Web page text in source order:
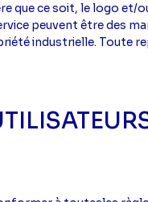
que ce soit, le logo et/
peuvent être des
industrielle. Toute